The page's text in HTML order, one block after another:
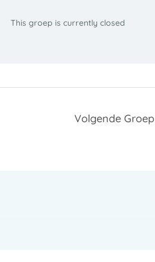
This groep is currently closed
Volgende Groep